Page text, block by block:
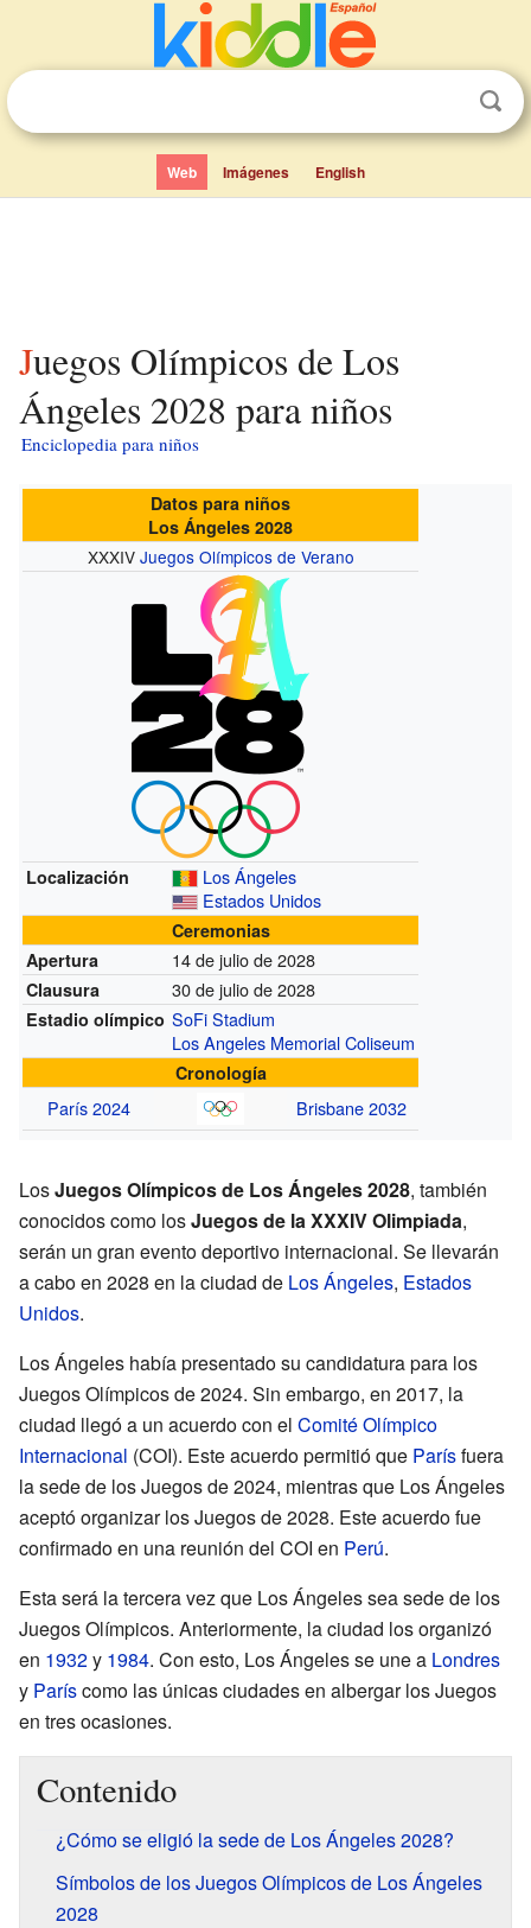
Web Imágenes English
Juegos Olímpicos de Los
Ángeles 2028 para niños
Enciclopedia para niños
Datos para niños
Los Ángeles 2028
XXXIV Juegos Olímpicos de Verano
Localización
Los Ángeles
Estados Unidos
Ceremonias
Apertura
14 de julio de 2028
Clausura 30 de julio de 2028
Estadio olímpico SoFi Stadium
Los Angeles Memorial Coliseum
Cronología
París 2024 Brisbane 2032
LosJuegos Olímpicos de Los Ángeles 2028, también
conocidos como losJuegos de la XXXIV Olimpiada,
serán un gran evento deportivo internacional. Se llevarán
a cabo en 2028 en la ciudad de Los Ángeles, Estados
Unidos.
Los Ángeles había presentado su candidatura para los
Juegos Olímpicos de 2024. Sin embargo, en 2017, la
ciudad llegó a un acuerdo con el Comité Olímpico
Internacional (COI). Este acuerdo permitió que Parísfuera
la sede de los Juegos de 2024, mientras que Los Ángeles
aceptó organizar los Juegos de 2028. Este acuerdo fue
confirmado en una reunión del COI en Perú.
Esta será la tercera vez que Los Ángeles sea sede de los
Juegos Olímpicos. Anteriormente, la ciudad los organizó
en 1932y 1984. Con esto, Los Ángeles se une a Londres
y Paríscomo las únicas ciudades en albergar los Juegos
en tres ocasiones.
Contenido
¿Cómo se eligió la sede de Los Ángeles 2028?
Símbolos de los Juegos Olímpicos de Los Ángeles
2028